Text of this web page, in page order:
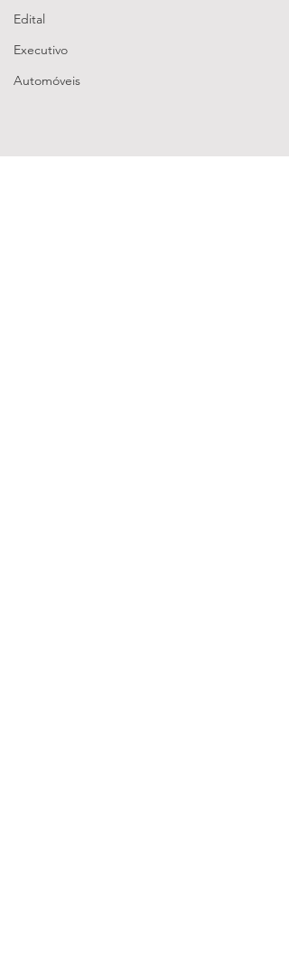
Edital
Executivo
Automóveis